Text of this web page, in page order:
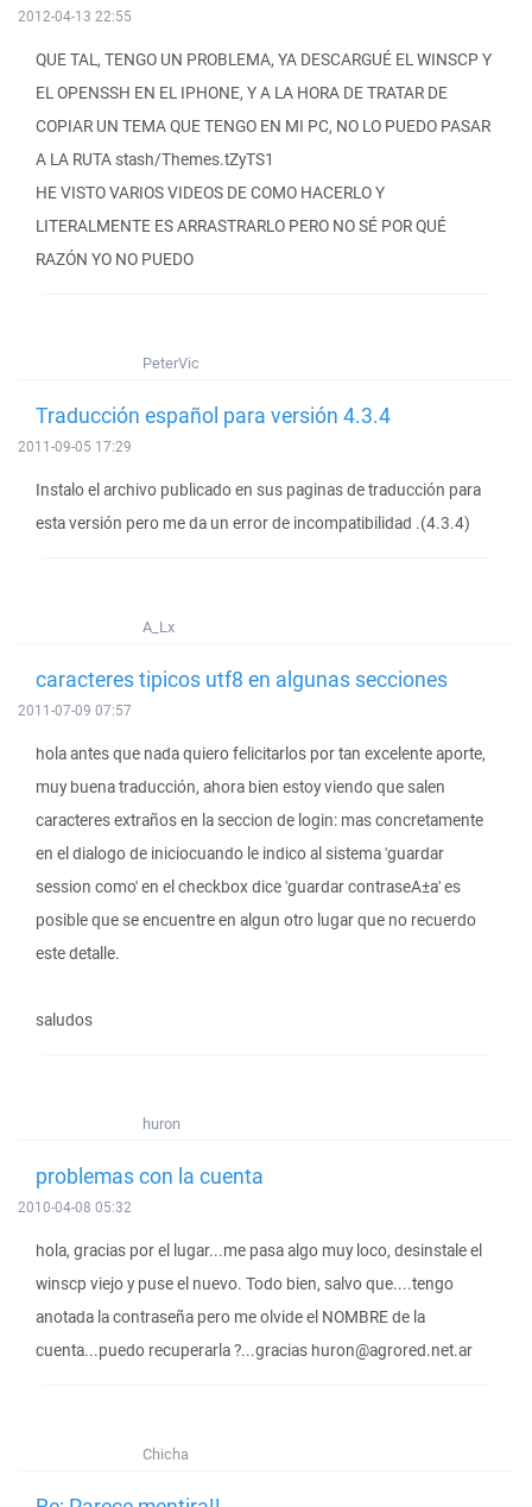
2012-04-13 22:55
QUE TAL, TENGO UN PROBLEMA, YA DESCARGUÉ EL WINSCP Y
EL OPENSSH EN EL IPHONE, Y A LA HORA DE TRATAR DE
COPIAR UN TEMA QUE TENGO EN MI PC, NO LO PUEDO PASAR
A LA RUTA stash/Themes.tZyTS1
HE VISTO VARIOS VIDEOS DE COMO HACERLO Y
LITERALMENTE ES ARRASTRARLO PERO NO SÉ POR QUÉ
RAZÓN YO NO PUEDO
PeterVic
Traducción español para versión 4.3.4
2011-09-05 17:29
Instalo el archivo publicado en sus paginas de traducción para
esta versión pero me da un error de incompatibilidad .(4.3.4)
A_Lx
caracteres tipicos utf8 en algunas secciones
2011-07-09 07:57
hola antes que nada quiero felicitarlos por tan excelente aporte,
muy buena traducción, ahora bien estoy viendo que salen
caracteres extraños en la seccion de login: mas concretamente
en el dialogo de iniciocuando le indico al sistema 'guardar
session como' en el checkbox dice 'guardar contraseA±a' es
posible que se encuentre en algun otro lugar que no recuerdo
este detalle.
saludos
huron
problemas con la cuenta
2010-04-08 05:32
hola, gracias por el lugar...me pasa algo muy loco, desinstale el
winscp viejo y puse el nuevo. Todo bien, salvo que....tengo
anotada la contraseña pero me olvide el NOMBRE de la
cuenta...puedo recuperarla ?...gracias huron@agrored.net.ar
Chicha